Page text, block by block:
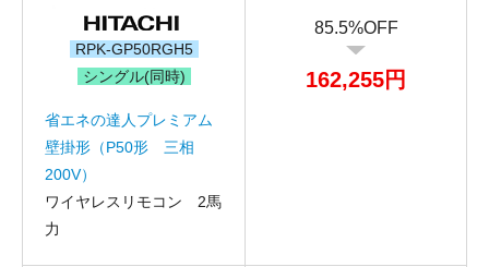
RPK-GP50RGH5
シングル(同時)
省エネの達人プレミアム
壁掛形（P50形 三相
200V）
ワイヤレスリモコン 2馬
力
85.5%OFF
162,255円